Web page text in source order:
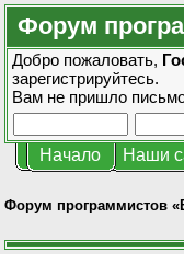
Форум
Добро пожаловать,
зарегистрируйтесь.
Вам не пришло
Начало Наши
Форум программистов